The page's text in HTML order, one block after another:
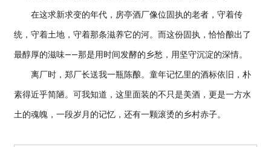
在这求新求变的年代，房亭酒厂像位固执的老者，守着传
统，守着土地，守着那条滋养它的河。而这份固执，恰恰酿出了
最醇厚的滋味——那是用时间发酵的乡愁，用坚守沉淀的深情。
离厂时，郑厂长送我一瓶陈酿。童年记忆里的酒标依旧，朴
素得近乎简陋。可我知道，这里面装的不只是美酒，更是一方水
土的魂魄，一段岁月的记忆，还有一颗滚烫的乡村赤子。